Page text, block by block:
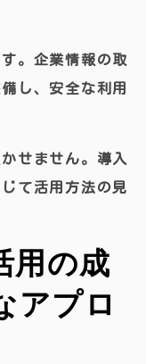
。企業情報の取
し、安全な利用
せません。導入
て活用方法の見
用の成
アプロ